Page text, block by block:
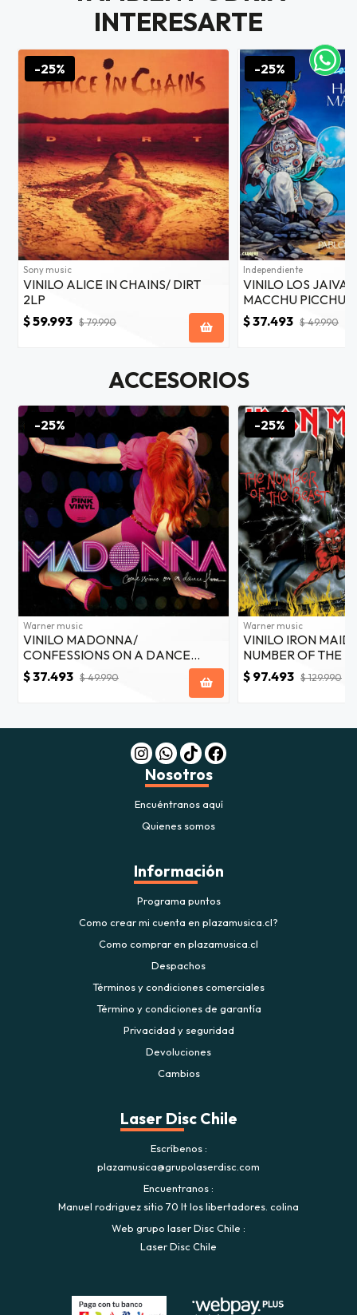
correo
JUGAR
INTERESARTE
-25%
Sony music
VINILO ALICE IN CHAINS/ DIRT
2LP
$ 59.993 $ 79.990
-25%
Independiente
VINILO LOS
MACCHU PICCHU
1LP
$ 37.493 $ 49.990
ACCESORIOS
-25%
Warner music
VINILO MADONNA/
CONFESSIONS ON A DANCE
FLOOR PINK VINYL 2LP
$ 37.493 $ 49.990
-25%
Warner music
VINILO IRON
NUMBER OF THE
OVER 3LP
$ 97.493 $ 129.990
Nosotros
Encuéntranos aquí
Quienes somos
Información
Programa puntos
Como crear mi cuenta en plazamusica.cl?
Como comprar en plazamusica.cl
Despachos
Términos y condiciones comerciales
Término y condiciones de garantía
Privacidad y seguridad
Devoluciones
Cambios
Laser Disc Chile
Escríbenos
plazamusica@grupolaserdisc.com
Encuentranos
Manuel rodriguez sitio 70 lt los libertadores. colina
Web grupo laser Disc Chile
Laser Disc Chile